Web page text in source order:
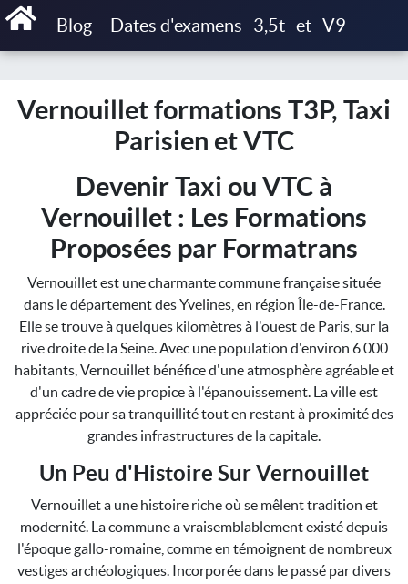
Blog Dates d'examens 3,5t et V9
Accueil
Vernouillet formations T3P, Taxi
Parisien et VTC
Devenir Taxi ou VTC à
Vernouillet : Les Formations
Proposées par Formatrans
Vernouillet est une charmante commune française située
dans le département des Yvelines, en région Île-de-France.
Elle se trouve à quelques kilomètres à l'ouest de Paris, sur la
rive droite de la Seine. Avec une population d'environ 6 000
habitants, Vernouillet bénéfice d'une atmosphère agréable et
d'un cadre de vie propice à l'épanouissement. La ville est
appréciée pour sa tranquillité tout en restant à proximité des
grandes infrastructures de la capitale.
Un Peu d'Histoire Sur Vernouillet
Vernouillet a une histoire riche où se mêlent tradition et
modernité. La commune a vraisemblablement existé depuis
l'époque gallo-romaine, comme en témoignent de nombreux
vestiges archéologiques. Incorporée dans le passé par divers